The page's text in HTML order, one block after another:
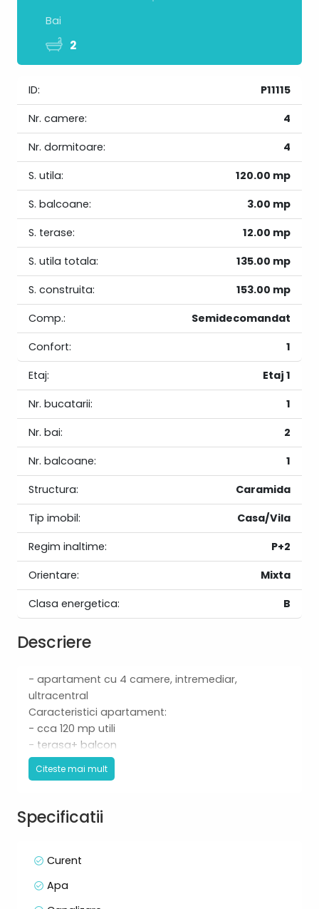
Bai
2
ID:
P11115
Nr. camere:
4
Nr. dormitoare:
4
S. utila:
120.00 mp
S. balcoane:
3.00 mp
S. terase:
12.00 mp
S. utila totala:
135.00 mp
S. construita:
153.00 mp
Comp.:
Semidecomandat
Confort:
1
Etaj:
Etaj 1
Nr. bucatarii:
1
Nr. bai:
2
Nr. balcoane:
1
Structura:
Caramida
Tip imobil:
Casa/Vila
Regim inaltime:
P+2
Orientare:
Mixta
Clasa energetica:
B
Descriere
- apartament cu 4 camere, intremediar,
ultracentral
Caracteristici apartament:
- cca 120 mp utili
- terasa+ balcon
- etaj 1/2
- 2 bai
Aceasta oferta este ideala atat pentru locuinta
contactati!
Citeste mai mult
Specificatii
Curent
Apa